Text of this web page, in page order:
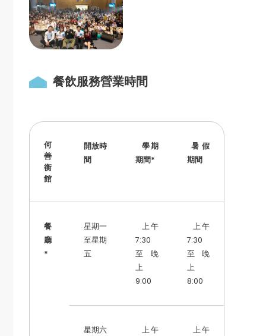
餐飲服務營業時間
何
善
衡
館
開放時
間
學期
期間*
暑假
期間
餐
廳
*
星期一
至星期
五
上午
7:30
至 晚
上
9:00
上午
7:30
至 晚
上
8:00
星期六
上午
上午